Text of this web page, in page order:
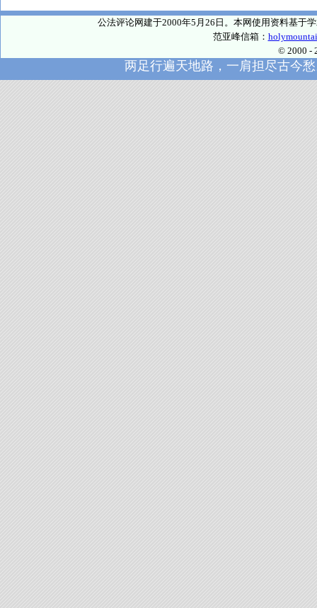
公法评论网建于2000年5月26日。本网使用资料基于
范亚峰信箱：
© 2000 -
两足行遍天地路，一肩担尽古今